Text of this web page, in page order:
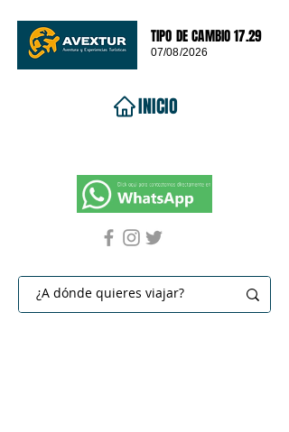
TIPO DE CAMBIO 17.29
07/08/2026
INICIO